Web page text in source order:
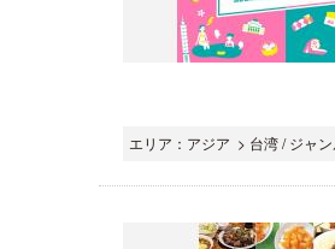
エリア：アジア > 台湾 / ジャ